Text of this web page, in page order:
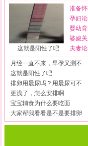
这就是阳性了吧
准备
孕妇
婴幼
婆媳
夫妻
· 月经一直不来，早孕又测不
·这就是阳性了吧
·排卵用晨尿吗？用晨尿可不
·更浅了，怎么安排啊
·宝宝辅食为什么要吃面
·大家帮我看看是不是要排卵